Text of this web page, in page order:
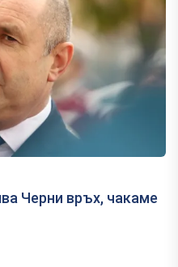
Черни връх, чакаме